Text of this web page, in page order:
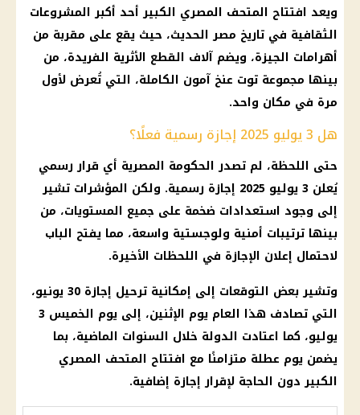
ويعد افتتاح المتحف المصري الكبير أحد أكبر المشروعات
الثقافية في تاريخ مصر الحديث، حيث يقع على مقربة من
أهرامات الجيزة، ويضم آلاف القطع الأثرية الفريدة، من
بينها مجموعة توت عنخ آمون الكاملة، التي تُعرض لأول
مرة في مكان واحد.
هل 3 يوليو 2025 إجازة رسمية فعلًا؟
حتى اللحظة، لم تصدر الحكومة المصرية أي قرار رسمي
يُعلن 3 يوليو 2025 إجازة رسمية. ولكن المؤشرات تشير
إلى وجود استعدادات ضخمة على جميع المستويات، من
بينها ترتيبات أمنية ولوجستية واسعة، مما يفتح الباب
لاحتمال إعلان الإجازة في اللحظات الأخيرة.
وتشير بعض التوقعات إلى إمكانية ترحيل إجازة 30 يونيو،
التي تصادف هذا العام يوم الإثنين، إلى يوم الخميس 3
يوليو، كما اعتادت الدولة خلال السنوات الماضية، بما
يضمن يوم عطلة متزامنًا مع افتتاح المتحف المصري
الكبير دون الحاجة لإقرار إجازة إضافية.